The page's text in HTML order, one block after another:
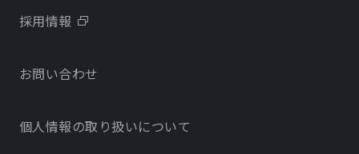
不動産開発をご検討の方へ
物件をお探しの方向け
オフィス・店舗をお探しの方へ
採用情報
お問い合わせ
個人情報の取り扱いについて